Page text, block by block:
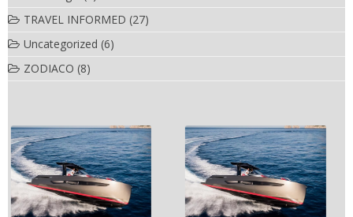
TRAVEL INFORMED (27)
Uncategorized (6)
ZODIACO (8)
Novembre 6, 2022